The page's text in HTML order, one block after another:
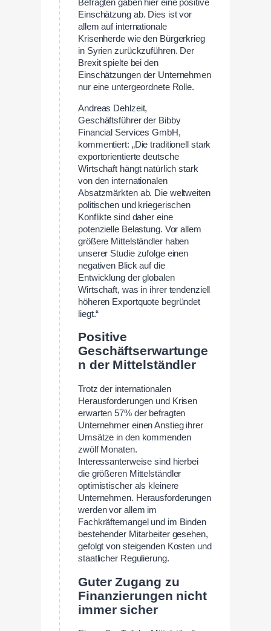
Befragten gaben hier eine positive
Einschätzung ab. Dies ist vor
allem auf internationale
Krisenherde wie den Bürgerkrieg
in Syrien zurückzuführen. Der
Brexit spielte bei den
Einschätzungen der Unternehmen
nur eine untergeordnete Rolle.
Andreas Dehlzeit,
Geschäftsführer der Bibby
Financial Services GmbH,
kommentiert: „Die traditionell stark
exportorientierte deutsche
Wirtschaft hängt natürlich stark
von den internationalen
Absatzmärkten ab. Die weltweiten
politischen und kriegerischen
Konflikte sind daher eine
potenzielle Belastung. Vor allem
größere Mittelständler haben
unserer Studie zufolge einen
negativen Blick auf die
Entwicklung der globalen
Wirtschaft, was in ihrer tendenziell
höheren Exportquote begründet
liegt.“
Positive
Geschäftserwartunge
n der Mittelständler
Trotz der internationalen
Herausforderungen und Krisen
erwarten 57% der befragten
Unternehmer einen Anstieg ihrer
Umsätze in den kommenden
zwölf Monaten.
Interessanterweise sind hierbei
die größeren Mittelständler
optimistischer als kleinere
Unternehmen. Herausforderungen
werden vor allem im
Fachkräftemangel und im Binden
bestehender Mitarbeiter gesehen,
gefolgt von steigenden Kosten und
staatlicher Regulierung.
Guter Zugang zu
Finanzierungen nicht
immer sicher